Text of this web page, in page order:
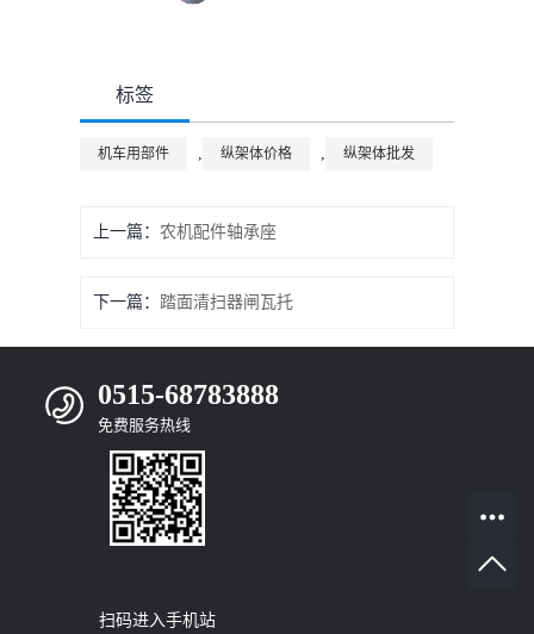
标签
机车用部件 , 纵架体价格 , 纵架体批发
上一篇：农机配件轴承座
下一篇： 踏面清扫器闸瓦托
0515-68783888
免费服务热线
扫码进入手机站